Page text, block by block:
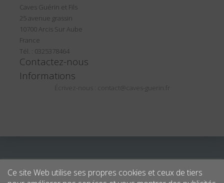
Caves Guérin et Fils
25 avenue grassin
10700 Arcis Sur Aube
France
Tél. : 0325378464
Contactez-nous
Informations
Écrivez-nous : contact@caves-guerin.fr
Ce site Web utilise ses propres cookies et ceux de tiers